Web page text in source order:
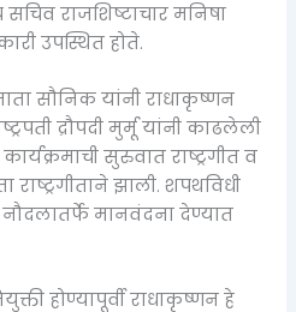
राजशिष्टाचार मनिषा
उपस्थित होते.
सौनिक यांनी राधाकृष्णन
द्रौपदी मुर्मू यांनी काढलेली
सुरुवात राष्ट्रगीत व
राष्ट्रगीताने झाली. शपथविधी
मानवंदना देण्यात
होण्यापूर्वी राधाकृष्णन हे